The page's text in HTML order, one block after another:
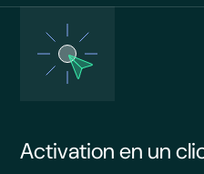
Activation en un